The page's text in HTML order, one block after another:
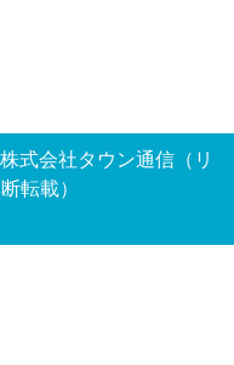
社タウン通信（リ
転載）